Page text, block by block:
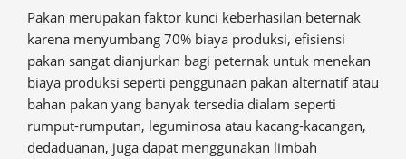
Pakan merupakan faktor kunci keberhasilan beternak
karena menyumbang 70% biaya produksi, efisiensi
pakan sangat dianjurkan bagi peternak untuk menekan
biaya produksi seperti penggunaan pakan alternatif atau
bahan pakan yang banyak tersedia dialam seperti
rumput-rumputan, leguminosa atau kacang-kacangan,
dedaduanan, juga dapat menggunakan limbah